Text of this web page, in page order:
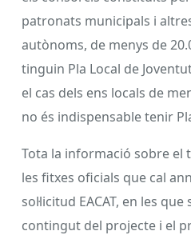
patronats municipals i
autònoms, de menys de
tinguin Pla Local de
el cas dels ens locals de
no és indispensable tenir
Tota la informació sobre el
les fitxes oficials que cal
sol·licitud EACAT, en les
contingut del projecte i el